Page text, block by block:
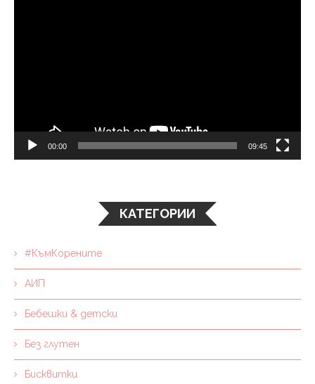
00:00 09:45
КАТЕГОРИИ
#КъмКорените
АИП
Бебешки & детски
Без глутен
Бисквитки